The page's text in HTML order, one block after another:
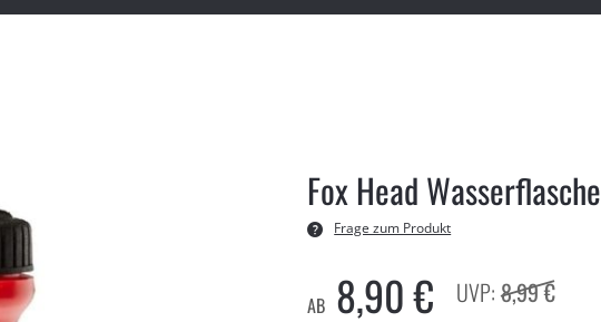
Fox Head Wasserflasche
Frage zum Produkt
AB 8,90 € 8,99 €